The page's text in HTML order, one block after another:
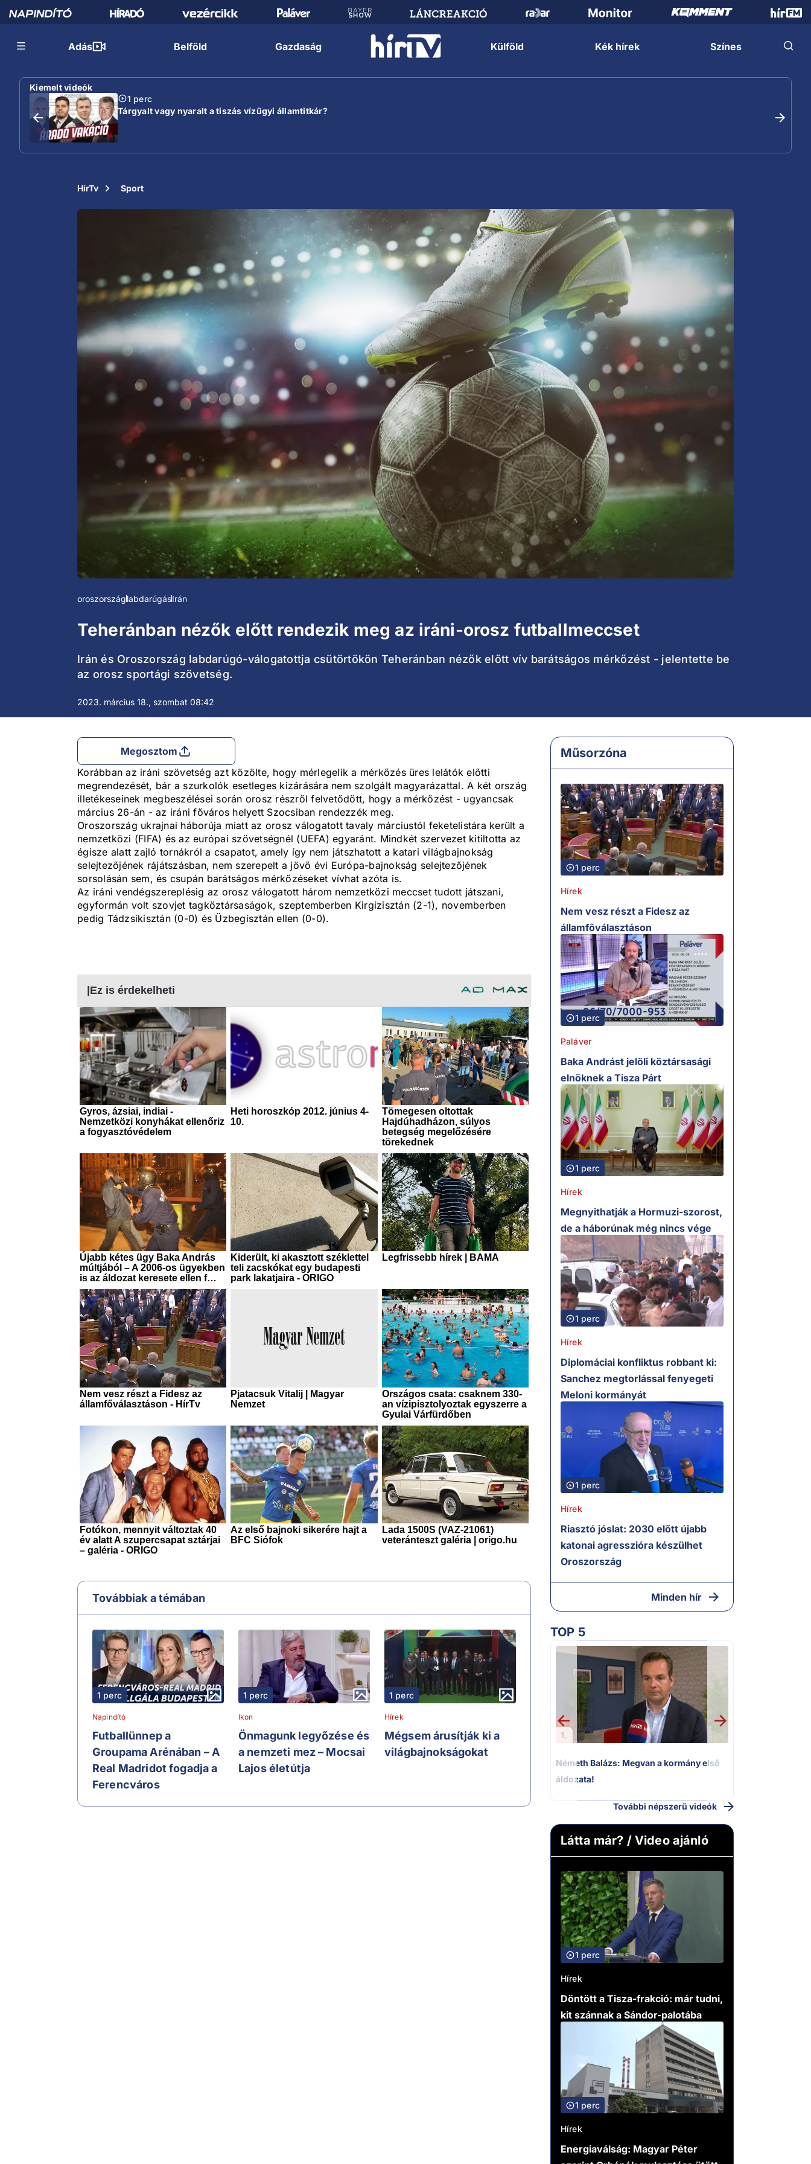
Adás Belföld Gazdaság Külföld Kék hírek Színes
Kiemelt videók
1 perc
Tárgyalt vagy nyaralt a tiszás vízügyi államtitkár?
HírTv Sport
oroszországlabdarúgásIrán
Teheránban nézők előtt rendezik meg az iráni-orosz futballmeccset
Irán és Oroszország labdarúgó-válogatottja csütörtökön Teheránban nézők előtt vív barátságos mérkőzést - jelentette be
az orosz sportági szövetség.
2023. március 18., szombat 08:42
Megosztom
Korábban az iráni szövetség azt közölte, hogy mérlegelik a mérkőzés üres lelátók előtti
megrendezését, bár a szurkolók esetleges kizárására nem szolgált magyarázattal. A két ország
illetékeseinek megbeszélései során orosz részről felvetődött, hogy a mérkőzést - ugyancsak
március 26-án - az iráni főváros helyett Szocsiban rendezzék meg.
Oroszország ukrajnai háborúja miatt az orosz válogatott tavaly márciustól feketelistára került a
nemzetközi (FIFA) és az európai szövetségnél (UEFA) egyaránt. Mindkét szervezet kitiltotta az
égisze alatt zajló tornákról a csapatot, amely így nem játszhatott a katari világbajnokság
selejtezőjének rájátszásban, nem szerepelt a jövő évi Európa-bajnokság selejtezőjének
sorsolásán sem, és csupán barátságos mérkőzéseket vívhat azóta is.
Az iráni vendégszereplésig az orosz válogatott három nemzetközi meccset tudott játszani,
egyformán volt szovjet tagköztársaságok, szeptemberben Kirgizisztán (2-1), novemberben
pedig Tádzsikisztán (0-0) és Üzbegisztán ellen (0-0).
Továbbiak a témában
1 perc
Napindító
Futballünnep a
Groupama Arénában – A
Real Madridot fogadja a
Ferencváros
1 perc
Ikon
Önmagunk legyőzése és
a nemzeti mez – Mocsai
Lajos életútja
1 perc
Hírek
Mégsem árusítják ki a
világbajnokságokat
Műsorzóna
1 perc
Hírek
Nem vesz részt a Fidesz az
államfőválasztáson
1 perc
Paláver
Baka Andrást jelöli köztársasági
elnöknek a Tisza Párt
1 perc
Hírek
Megnyithatják a Hormuzi-szorost,
de a háborúnak még nincs vége
1 perc
Hírek
Diplomáciai konfliktus robbant ki:
Sanchez megtorlással fenyegeti
Meloni kormányát
1 perc
Hírek
Riasztó jóslat: 2030 előtt újabb
katonai agresszióra készülhet
Oroszország
Minden hír
TOP 5
1.
Németh Balázs: Megvan a kormány első
áldozata!
További népszerű videók
Látta már? / Video ajánló
1 perc
Hírek
Döntött a Tisza-frakció: már tudni,
kit szánnak a Sándor-palotába
1 perc
Hírek
Energiaválság: Magyar Péter